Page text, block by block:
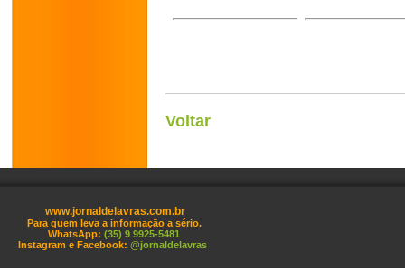
Voltar
www.jornaldelavras.com.br
Para quem leva a informação a sério.
WhatsApp: (35) 9 9925-5481
Instagram e Facebook: @jornaldelavras